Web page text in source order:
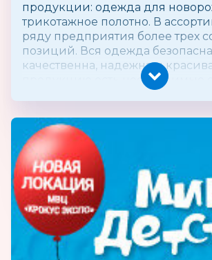
продукции: одежда для
трикотажное полотно. В
ряду предприятия более трех
позиций. Вся одежда
качественна, надежна и
продукцию есть необходимые
и документы подтверждающий
Продукция:
и постельные принадлежности,
текстильные изделия и
принадлежности, товары для
лет, товары для детей от 7 до 18